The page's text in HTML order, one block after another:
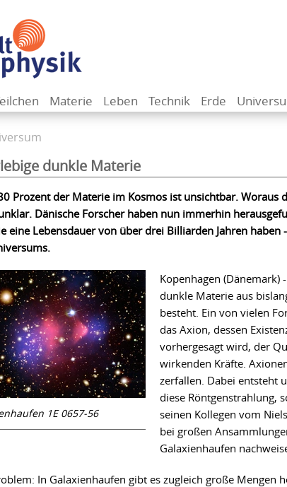
Materie Leben Technik Erde
dunkle Materie
Prozent der Materie im Kosmos ist unsichtbar. Woraus
Dänische Forscher haben nun immerhin
eine Lebensdauer von über drei Billiarden Jahren
1E 0657-56
Kopenhagen (Dänemark)
dunkle Materie aus
besteht. Ein von vielen
das Axion, dessen
vorhergesagt wird, der
wirkenden Kräfte.
zerfallen. Dabei entsteht
diese Röntgenstrahlung,
seinen Kollegen vom
bei großen
Galaxienhaufen
In Galaxienhaufen gibt es zugleich große Mengen